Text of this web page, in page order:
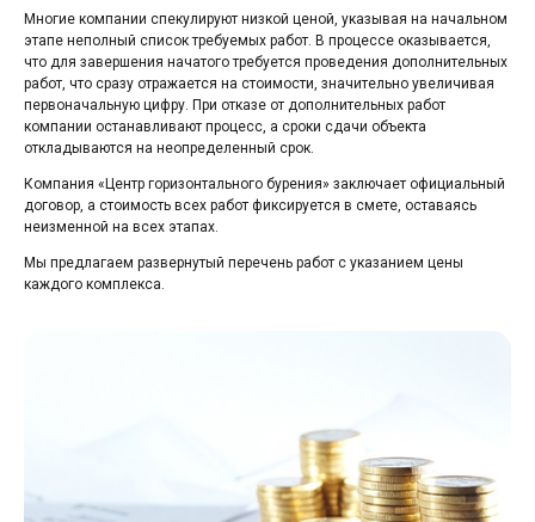
Многие компании спекулируют низкой ценой, указывая на начальном
этапе неполный список требуемых работ. В процессе оказывается,
что для завершения начатого требуется проведения дополнительных
работ, что сразу отражается на стоимости, значительно увеличивая
первоначальную цифру. При отказе от дополнительных работ
компании останавливают процесс, а сроки сдачи объекта
откладываются на неопределенный срок.
Компания «Центр горизонтального бурения» заключает официальный
договор, а стоимость всех работ фиксируется в смете, оставаясь
неизменной на всех этапах.
Мы предлагаем развернутый перечень работ с указанием цены
каждого комплекса.